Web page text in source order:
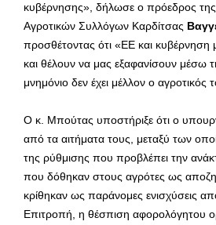
κυβέρνησης», δήλωσε ο πρόεδρος
Αγροτικών Συλλόγων Καρδίτσας
προσθέτοντας ότι «ΕΕ και
και θέλουν να μας εξαφανίσουν
μνημόνιο δεν έχει μέλλον ο αγροτικός
Ο κ. Μπούτας υποστήριξε ότι ο
από τα αιτήματα τους, μεταξύ των
της ρύθμισης που προβλέπει την
που δόθηκαν στους αγρότες ως
κρίθηκαν ως παράνομες ενισχύσεις
Επιτροπή, η θέσπιση αφορολόγητου